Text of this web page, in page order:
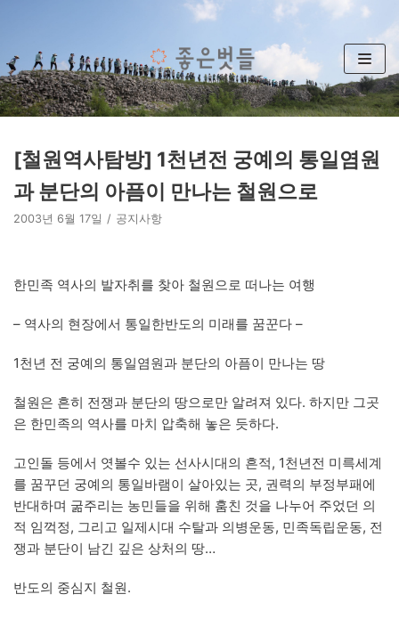
츠
로
건
뛰
기
[철원역사탐방] 1천년전 궁예의 통일염원
과 분단의 아픔이 만나는 철원으로
2003년 6월 17일 공지사항
한민족 역사의 발자취를 찾아 철원으로 떠나는 여행
– 역사의 현장에서 통일한반도의 미래를 꿈꾼다 –
1천년 전 궁예의 통일염원과 분단의 아픔이 만나는 땅
철원은 흔히 전쟁과 분단의 땅으로만 알려져 있다. 하지만 그곳
은 한민족의 역사를 마치 압축해 놓은 듯하다.
고인돌 등에서 엿볼수 있는 선사시대의 흔적, 1천년전 미륵세계
를 꿈꾸던 궁예의 통일바램이 살아있는 곳, 권력의 부정부패에
반대하며 굶주리는 농민들을 위해 훔친 것을 나누어 주었던 의
적 임꺽정, 그리고 일제시대 수탈과 의병운동, 민족독립운동, 전
쟁과 분단이 남긴 깊은 상처의 땅…
반도의 중심지 철원.